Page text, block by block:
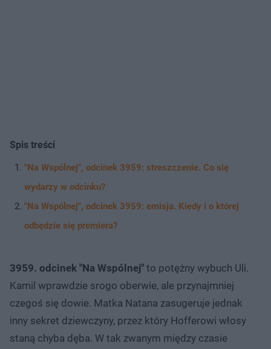
Spis treści
"Na Wspólnej", odcinek 3959: streszczenie. Co się
wydarzy w odcinku?
"Na Wspólnej", odcinek 3959: emisja. Kiedy i o której
odbędzie się premiera?
3959. odcinek "Na Wspólnej" to potężny wybuch Uli.
Kamil wprawdzie srogo oberwie, ale przynajmniej
czegoś się dowie. Matka Natana zasugeruje jednak
inny sekret dziewczyny, przez który Hofferowi włosy
staną chyba dęba. W tak zwanym między czasie